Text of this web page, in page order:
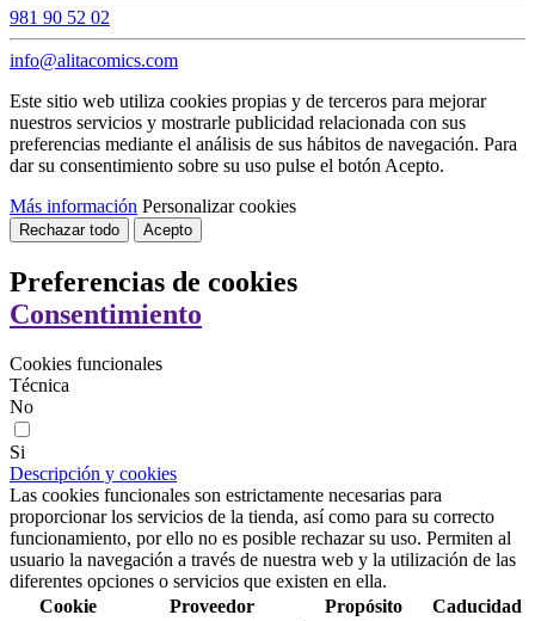
981 90 52 02
info@alitacomics.com
Este sitio web utiliza cookies propias y de terceros para mejorar
nuestros servicios y mostrarle publicidad relacionada con sus
preferencias mediante el análisis de sus hábitos de navegación. Para
dar su consentimiento sobre su uso pulse el botón Acepto.
Más información Personalizar cookies
Rechazar todo Acepto
Preferencias de cookies
Consentimiento
Cookies funcionales
Técnica
No
Si
Descripción y cookies
Las cookies funcionales son estrictamente necesarias para
proporcionar los servicios de la tienda, así como para su correcto
funcionamiento, por ello no es posible rechazar su uso. Permiten al
usuario la navegación a través de nuestra web y la utilización de las
diferentes opciones o servicios que existen en ella.
Cookie
Proveedor Propósito Caducidad